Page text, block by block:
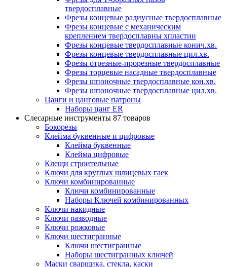
твердосплавные
Фрезы концевые радиусные твердосплавные
Фрезы концевые с механическим
креплением твердосплавны хпластин
Фрезы концевые твердосплавные конич.хв.
Фрезы концевые твердосплавные цил.хв.
Фрезы отрезные-прорезные твердосплавные
Фрезы торцевые насадные твердосплавные
Фрезы шпоночные твердосплавные кон.хв.
Фрезы шпоночные твердосплавные цил.хв.
Цанги и цанговые патроны
Наборы цанг ER
Слесарные инструменты 87 товаров
Бокорезы
Клейма буквенные и цифровые
Клейма буквенные
Клейма цифровые
Клещи строительные
Ключи для круглых шлицевых гаек
Ключи комбинированные
Ключи комбинированные
Наборы Ключей комбинированных
Ключи накидные
Ключи разводные
Ключи рожковые
Ключи шестигранные
Ключи шестигранные
Наборы шестигранных ключей
Маски сварщика, стекла, каски